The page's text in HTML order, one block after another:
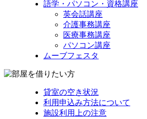
語学・パソコン・資格講座
英会話講座
介護事務講座
医療事務講座
パソコン講座
ムーブフェスタ
貸室の空き状況
利用申込み方法について
施設利用上の注意